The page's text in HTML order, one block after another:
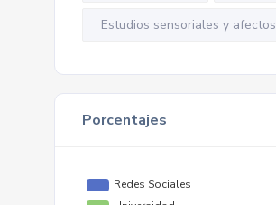
Estudios sensoriales y afectos
Porcentajes